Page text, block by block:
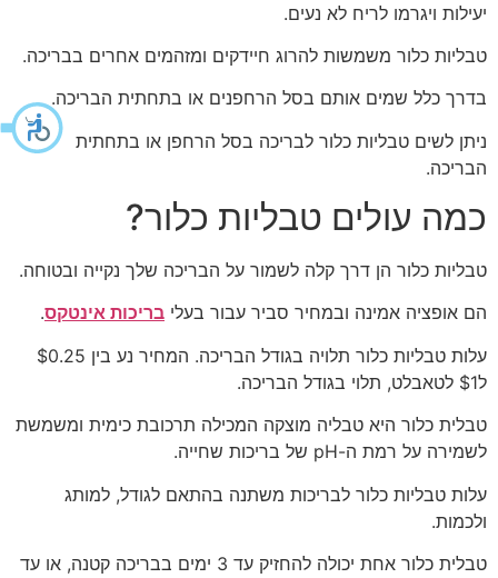
יעילות ויגרמו לריח לא נעים.
טבליות כלור משמשות להרוג חיידקים ומזהמים אחרים בבריכה.
בדרך כלל שמים אותם בסל הרחפנים או בתחתית הבריכה.
ניתן לשים טבליות כלור לבריכה בסל הרחפן או בתחתית
הבריכה.
כמה עולים טבליות כלור?
טבליות כלור הן דרך קלה לשמור על הבריכה שלך נקייה ובטוחה.
הם אופציה אמינה ובמחיר סביר עבור בעלי בריכות אינטקס.
עלות טבליות כלור תלויה בגודל הבריכה. המחיר נע בין $0.25
ל$1 לטאבלט, תלוי בגודל הבריכה.
טבלית כלור היא טבליה מוצקה המכילה תרכובת כימית ומשמשת
לשמירה על רמת ה-pH של בריכות שחייה.
עלות טבליות כלור לבריכות משתנה בהתאם לגודל, למותג
ולכמות.
טבלית כלור אחת יכולה להחזיק עד 3 ימים בבריכה קטנה, או עד